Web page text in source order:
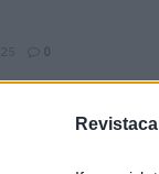
0
U9 Track Edition
numa pista ...